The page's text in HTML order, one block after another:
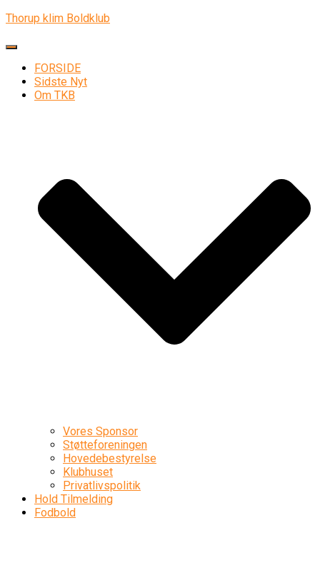
Thorup klim Boldklub
Skift navigation
FORSIDE
Sidste Nyt
Om TKB
Vores Sponsor
Støtteforeningen
Hovedebestyrelse
Klubhuset
Privatlivspolitik
Hold Tilmelding
Fodbold